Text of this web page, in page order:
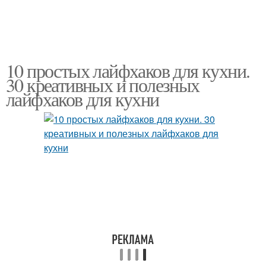
10 простых лайфхаков для кухни.
30 креативных и полезных
лайфхаков для кухни